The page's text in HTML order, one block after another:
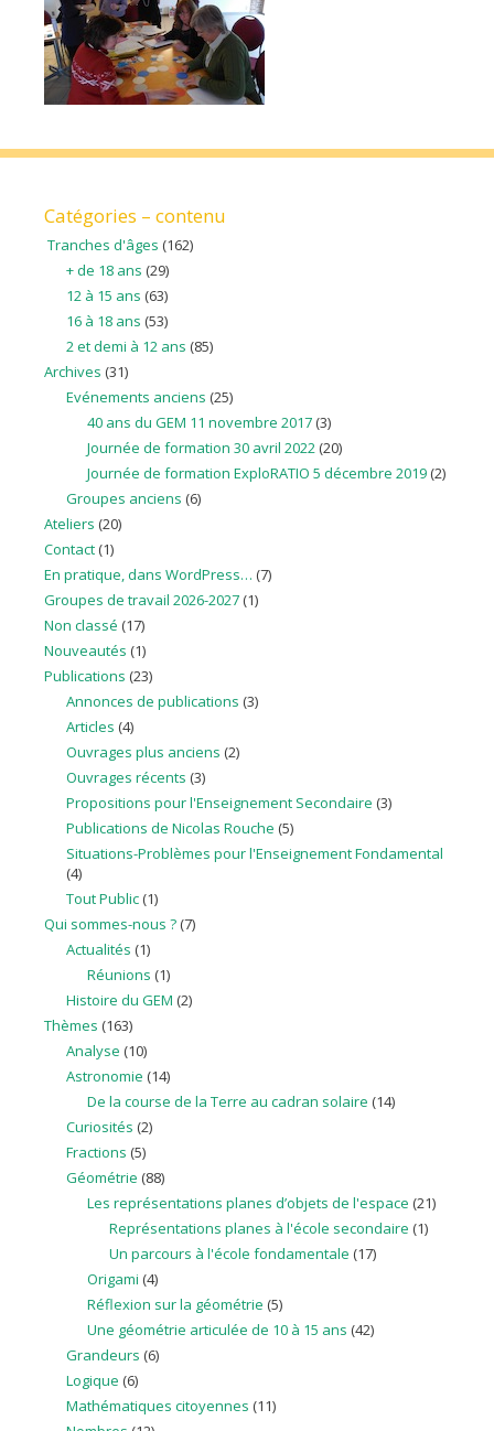
Catégories – contenu
Tranches d'âges (162)
+ de 18 ans (29)
12 à 15 ans (63)
16 à 18 ans (53)
2 et demi à 12 ans (85)
Archives (31)
Evénements anciens (25)
40 ans du GEM 11 novembre 2017 (3)
Journée de formation 30 avril 2022 (20)
Journée de formation ExploRATIO 5 décembre 2019 (2)
Groupes anciens (6)
Ateliers (20)
Contact (1)
En pratique, dans WordPress… (7)
Groupes de travail 2026-2027 (1)
Non classé (17)
Nouveautés (1)
Publications (23)
Annonces de publications (3)
Articles (4)
Ouvrages plus anciens (2)
Ouvrages récents (3)
Propositions pour l'Enseignement Secondaire (3)
Publications de Nicolas Rouche (5)
Situations-Problèmes pour l'Enseignement Fondamental
(4)
Tout Public(1)
Qui sommes-nous ? (7)
Actualités (1)
Réunions (1)
Histoire du GEM (2)
Thèmes (163)
Analyse (10)
Astronomie (14)
De la course de la Terre au cadran solaire (14)
Curiosités (2)
Fractions (5)
Géométrie (88)
Les représentations planes d’objets de l'espace (21)
Représentations planes à l'école secondaire (1)
Un parcours à l'école fondamentale (17)
Origami (4)
Réflexion sur la géométrie (5)
Une géométrie articulée de 10 à 15 ans (42)
Grandeurs (6)
Logique (6)
Mathématiques citoyennes (11)